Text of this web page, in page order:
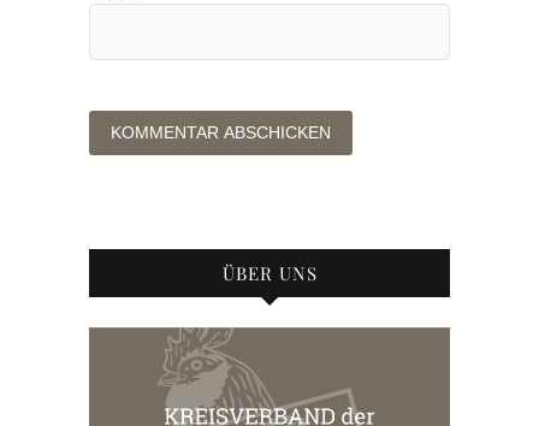
ÜBER UNS